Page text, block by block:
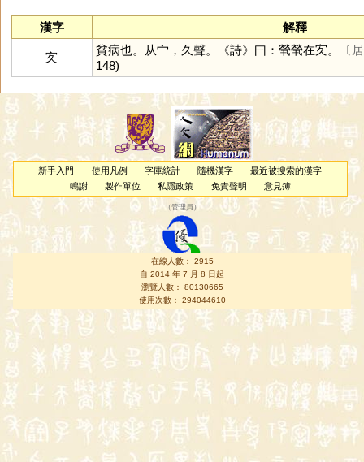
漢字 解釋
㝌
貧病也。从宀，久聲。《詩》曰：煢煢在㝌。
〔
148)
新手入門 使用凡例 字庫統計 隨機漢字
最近被搜索的漢字
鳴謝
製作單位 私隱政策 免責聲明 意見簿
（管理員 ）
在線人數： 2915
自 2014 年 7 月 8 日起
瀏覽人數： 80130665
使用次數： 294044610